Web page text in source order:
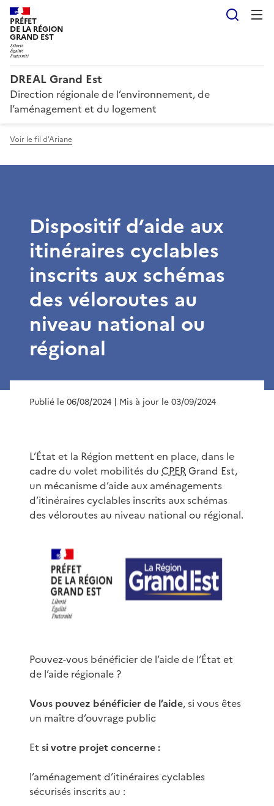
PRÉFET
DE LA RÉGION
GRAND EST
DREAL Grand Est
Direction régionale de l’environnement, de
l’aménagement et du logement
Voir le fil d'Ariane
Dispositif d’aide aux
itinéraires cyclables
inscrits aux schémas
des véloroutes au
niveau national ou
régional
Publié le 06/08/2024 | Mis à jour le 03/09/2024
L’État et la Région mettent en place, dans le
cadre du volet mobilités du CPERGrand Est,
un mécanisme d’aide aux aménagements
d’itinéraires cyclables inscrits aux schémas
des véloroutes au niveau national ou régional.
Pouvez-vous bénéficier de l’aide de l’État et
de l’aide régionale ?
Vous pouvez bénéficier de l’aide, si vous êtes
un maître d’ouvrage public
Et si votre projet concerne :
l’aménagement d’itinéraires cyclables
sécurisés inscrits au :